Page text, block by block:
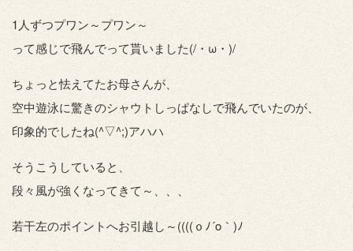
1人ずつプワン～プワン～
って感じで飛んでって貰いました(/・ω・)/
ちょっと怯えてたお母さんが、
空中遊泳に驚きのシャウトしっぱなしで飛んでいたのが、
印象的でしたね(^▽^;)アハハ
そうこうしていると、
段々風が強くなってきて～、、、
若干左のポイントへお引越し～((((ｏﾉ´o｀)ﾉ